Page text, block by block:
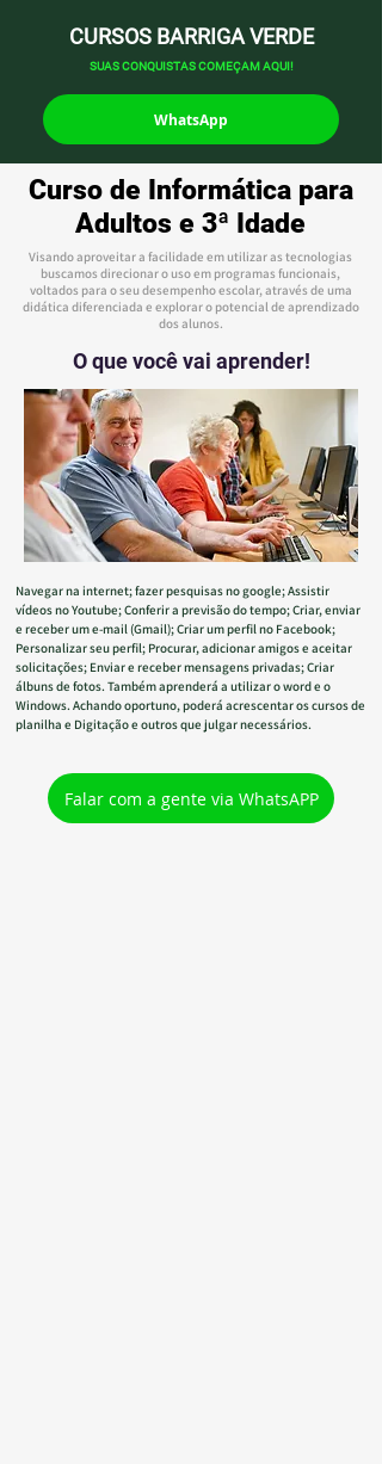
CURSOS BARRIGA VERDE
SUAS CONQUISTAS COMEÇAM AQUI!
WhatsApp
Curso de Informática para
Adultos e 3ª Idade
Visando aproveitar a facilidade em utilizar as tecnologias
buscamos direcionar o uso em programas funcionais,
voltados para o seu desempenho escolar, através de uma
didática diferenciada e explorar o potencial de aprendizado
dos alunos.
O que você vai aprender!
Navegar na internet; fazer pesquisas no google; Assistir
vídeos no Youtube; Conferir a previsão do tempo; Criar, enviar
e receber um e-mail (Gmail); Criar um perfil no Facebook;
Personalizar seu perfil; Procurar, adicionar amigos e aceitar
solicitações; Enviar e receber mensagens privadas; Criar
álbuns de fotos. Também aprenderá a utilizar o word e o
Windows. Achando oportuno, poderá acrescentar os cursos de
planilha e Digitação e outros que julgar necessários.
Falar com a gente via WhatsAPP